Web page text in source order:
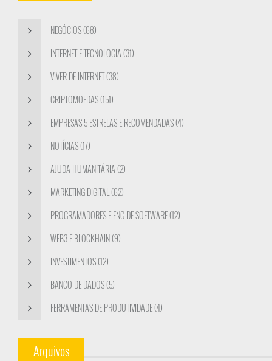
NEGÓCIOS (68)
INTERNET E TECNOLOGIA (31)
VIVER DE INTERNET (38)
CRIPTOMOEDAS (151)
EMPRESAS 5 ESTRELAS E RECOMENDADAS (4)
NOTÍCIAS (17)
AJUDA HUMANITÁRIA (2)
MARKETING DIGITAL (62)
PROGRAMADORES E ENG DE SOFTWARE (12)
WEB3 E BLOCKHAIN (9)
INVESTIMENTOS (12)
BANCO DE DADOS (5)
FERRAMENTAS DE PRODUTIVIDADE (4)
Arquivos